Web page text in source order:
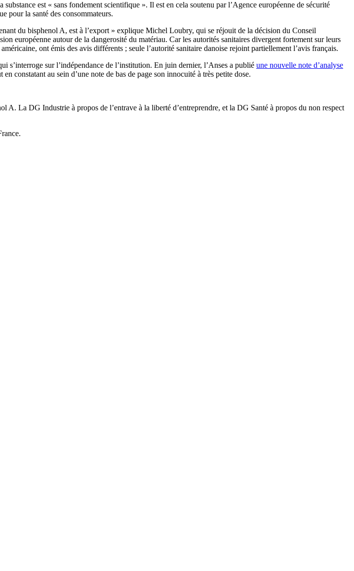
est « sans fondement scientifique ». Il est en cela soutenu par l’Agence européenne de sécurité
pour la santé des consommateurs.
du bisphenol A, est à l’export » explique Michel Loubry, qui se réjouit de la décision du Conseil
européenne autour de la dangerosité du matériau. Car les autorités sanitaires divergent fortement sur leurs
ont émis des avis différents ; seule l’autorité sanitaire danoise rejoint partiellement l’avis français.
sur l’indépendance de l’institution. En juin dernier, l’Anses a publié une nouvelle note d’analyse
constatant au sein d’une note de bas de page son innocuité à très petite dose.
A. La DG Industrie à propos de l’entrave à la liberté d’entreprendre, et la DG Santé à propos du non respect